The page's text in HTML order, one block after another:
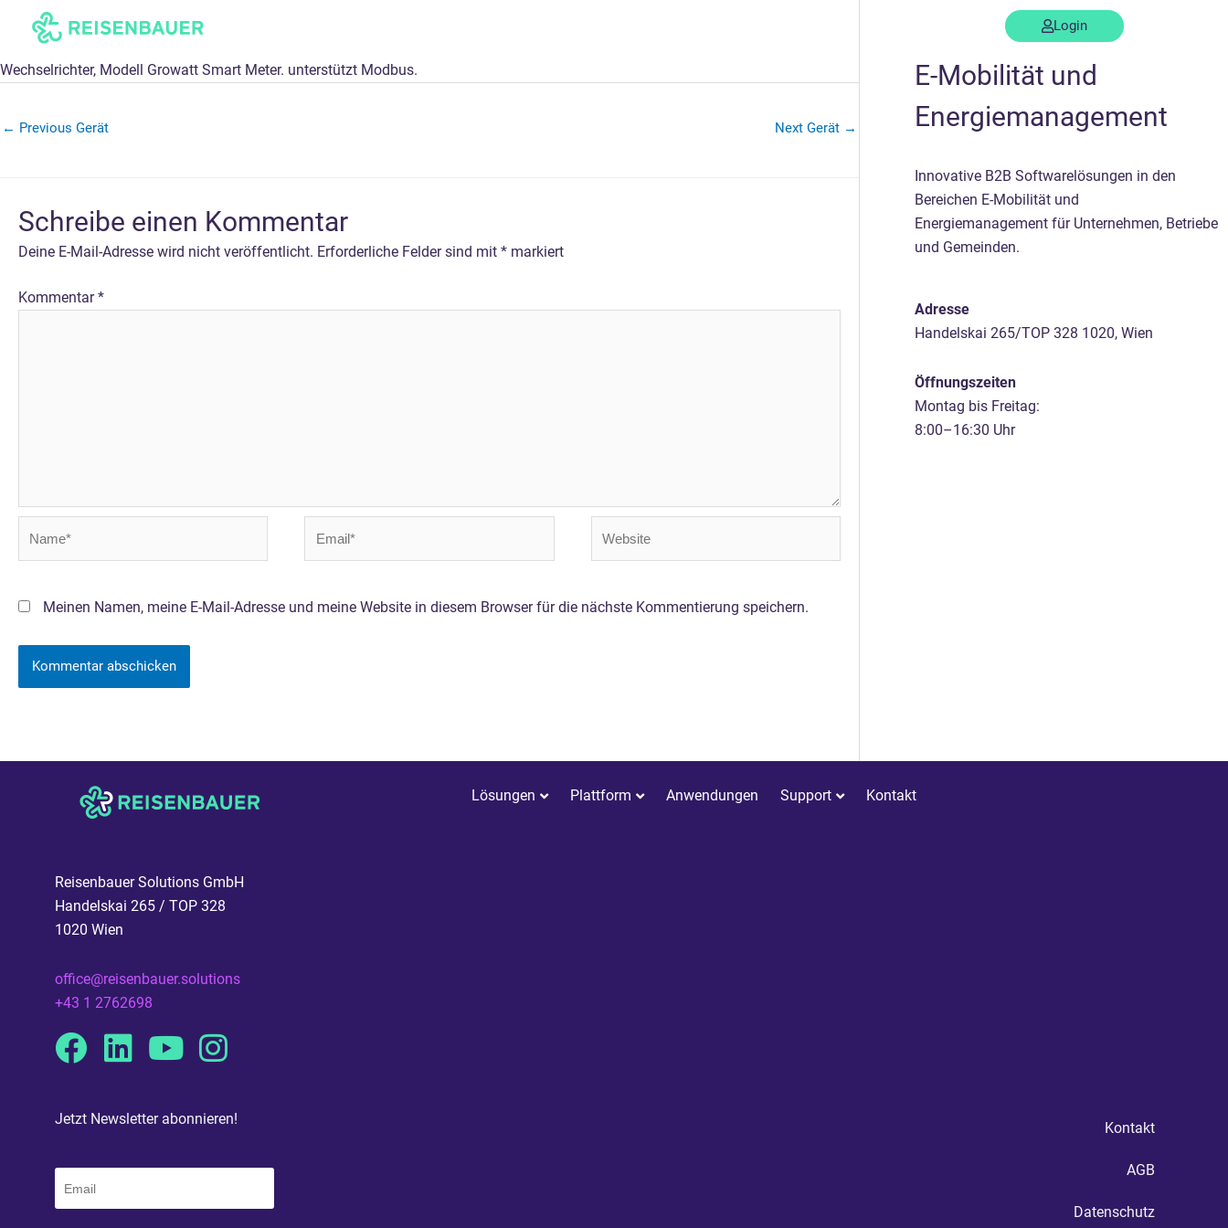
Login
Wechselrichter, Modell Growatt Smart Meter. unterstützt Modbus.
← Previous Gerät Next Gerät →
Schreibe einen Kommentar
Deine E-Mail-Adresse wird nicht veröffentlicht. Erforderliche Felder sind mit * markiert
Kommentar*
Meinen Namen, meine E-Mail-Adresse und meine Website in diesem Browser für die nächste Kommentierung speichern.
E-Mobilität und
Energiemanagement
Innovative B2B Softwarelösungen in den
Bereichen E-Mobilität und
Energiemanagement für Unternehmen, Betriebe
und Gemeinden.
Adresse
Handelskai 265/TOP 328 1020, Wien
Öffnungszeiten
Montag bis Freitag:
8:00–16:30 Uhr
Lösungen Plattform Anwendungen Support Kontakt
Reisenbauer Solutions GmbH
Handelskai 265 / TOP 328
1020 Wien
office@reisenbauer.solutions
+43 1 2762698
Facebook
Linkedin
YoutubeInstagram
Jetzt Newsletter abonnieren!
Kontakt
AGB
Datenschutz